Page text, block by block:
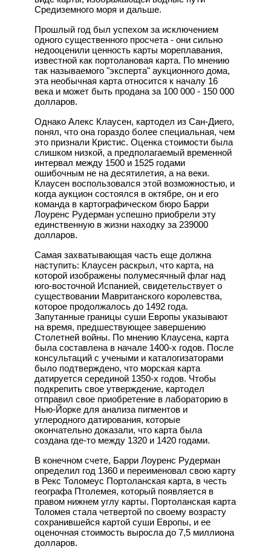
Средиземного моря и дальше.
Прошлый год был успехом за исключением
одного существенного просчета - они сильно
недооценили ценность карты мореплавания,
известной как портолановая карта. По мнению
так называемого "эксперта" аукционного дома,
эта необычная карта относится к началу 16
века и может быть продана за 100 000 - 150 000
долларов.
Однако Алекс Клаусен, картодел из Сан-Диего,
понял, что она гораздо более специальная, чем
это признали Кристис. Оценка стоимости была
слишком низкой, а предполагаемый временной
интервал между 1500 и 1525 годами
ошибочным не на десятилетия, а на веки.
Клаусен воспользовался этой возможностью, и
когда аукцион состоялся в октябре, он и его
команда в картографическом бюро Барри
Лоуренс Рудерман успешно приобрели эту
единственную в жизни находку за 239000
долларов.
Самая захватывающая часть еще должна
наступить: Клаусен раскрыл, что карта, на
которой изображены полумесячный флаг над
юго-восточной Испанией, свидетельствует о
существовании Мавританского королевства,
которое продолжалось до 1492 года.
Запутанные границы суши Европы указывают
на время, предшествующее завершению
Столетней войны. По мнению Клаусена, карта
была составлена в начале 1400-х годов. После
консультаций с учеными и каталогизаторами
было подтверждено, что морская карта
датируется серединой 1350-х годов. Чтобы
подкрепить свое утверждение, картодел
отправил свое приобретение в лабораторию в
Нью-Йорке для анализа пигментов и
углеродного датирования, которые
окончательно доказали, что карта была
создана где-то между 1320 и 1420 годами.
В конечном счете, Барри Лоуренс Рудерман
определил год 1360 и переименовал свою карту
в Рекс Толомеус Портоланская карта, в честь
географа Птолемея, который появляется в
правом нижнем углу карты. Портоланская карта
Толомея стала четвертой по своему возрасту
сохранившейся картой суши Европы, и ее
оценочная стоимость выросла до 7,5 миллиона
долларов.